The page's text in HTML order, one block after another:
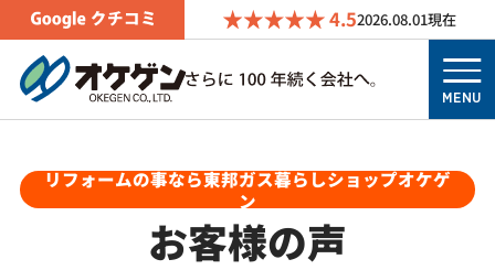
4.52026.08.01現在
MENU
リフォームの事なら東邦ガス暮らしショップオケゲ
ン
お客様の声